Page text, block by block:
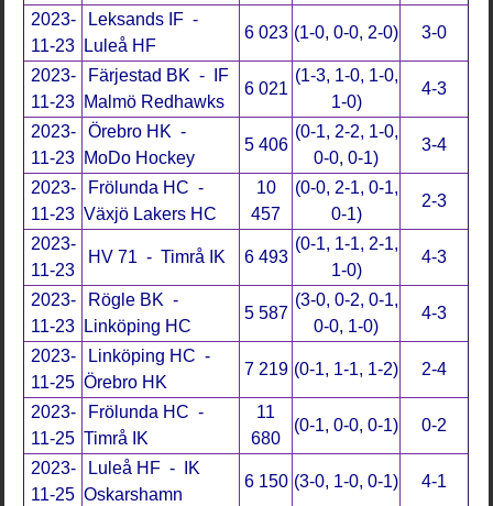
2023-
11-23
Leksands IF -
Luleå HF
6 023 (1-0, 0-0, 2-0) 3-0
2023-
11-23
Färjestad BK - IF
Malmö Redhawks
6 021
(1-3, 1-0, 1-0,
1-0)
4-3
2023-
11-23
Örebro HK -
MoDo Hockey
5 406
(0-1, 2-2, 1-0,
0-0, 0-1)
3-4
2023-
11-23
Frölunda HC -
Växjö Lakers HC
10
457
(0-0, 2-1, 0-1,
0-1)
2-3
2023-
11-23
HV 71 - Timrå IK 6 493
(0-1, 1-1, 2-1,
1-0)
4-3
2023-
11-23
Rögle BK -
Linköping HC
5 587
(3-0, 0-2, 0-1,
0-0, 1-0)
4-3
2023-
11-25
Linköping HC -
Örebro HK
7 219 (0-1, 1-1, 1-2) 2-4
2023-
11-25
Frölunda HC -
Timrå IK
11
680
(0-1, 0-0, 0-1) 0-2
2023-
11-25
Luleå HF - IK
Oskarshamn
6 150 (3-0, 1-0, 0-1) 4-1